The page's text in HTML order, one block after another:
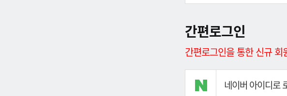
간편로그인
간편로그인을 통한 신규 회
네이버 아이디로